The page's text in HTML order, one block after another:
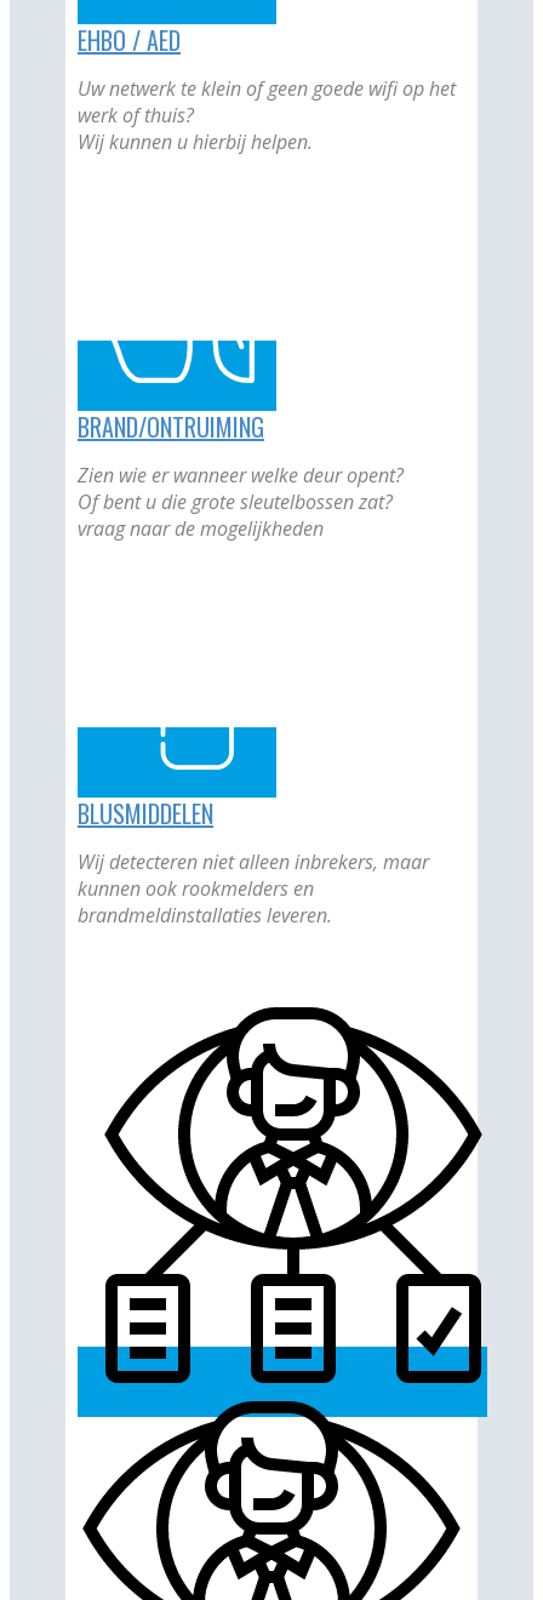
EHBO / AED
Uw netwerk te klein of geen goede wifi op het
werk of thuis?
Wij kunnen u hierbij helpen.
BRAND/ONTRUIMING
Zien wie er wanneer welke deur opent?
Of bent u die grote sleutelbossen zat?
vraag naar de mogelijkheden
BLUSMIDDELEN
Wij detecteren niet alleen inbrekers, maar
kunnen ook rookmelders en
brandmeldinstallaties leveren.